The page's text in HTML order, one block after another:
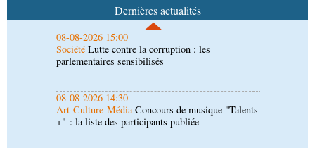
Dernières actualités
08-08-2026 14:30
Art-Culture-MédiaConcours de musique "Talents
+" : la liste des participants publiée
08-08-2026 01:25
EnvironnementForêts : des techniciens formés à
l'utilisation d'un logiciel d'évaluation des